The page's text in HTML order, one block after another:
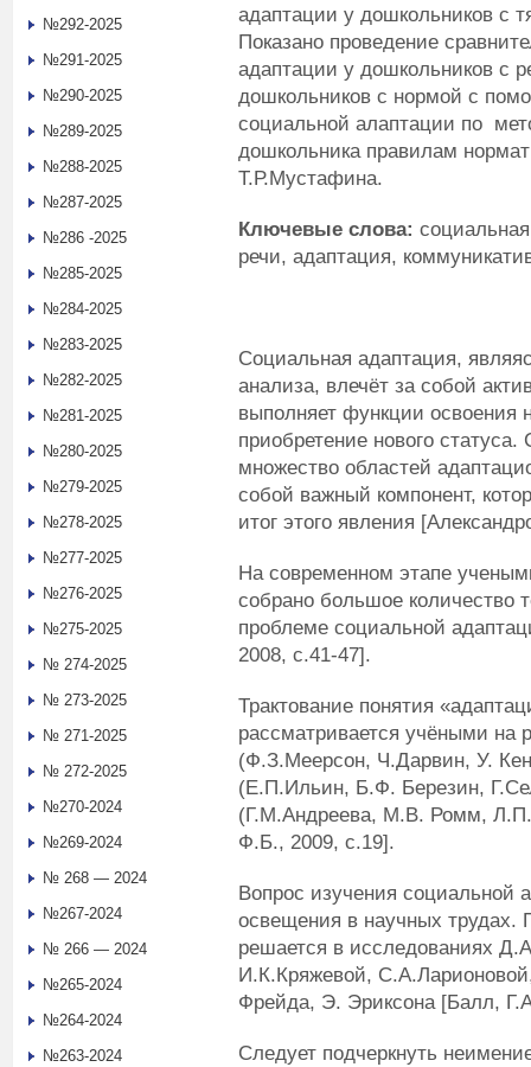
адаптации у дошкольников с
Показано проведение
адаптации у дошкольников с
дошкольников с нормой с
социальной алаптации по
дошкольника правилам
Т.Р.Мустафина.
Ключевые слова:
речи, адаптация,
Социальная адаптация,
анализа, влечёт за собой
выполняет функции освоения
приобретение нового
множество областей
собой важный компонент,
итог этого явления
На современном этапе
собрано большое количество
проблеме социальной
2008, с.41-47].
Трактование понятия
рассматривается учёными на
(Ф.З.Меерсон, Ч.Дарвин, У.
(Е.П.Ильин, Б.Ф. Березин,
(Г.М.Андреева, М.В. Ромм,
Ф.Б., 2009, с.19].
Вопрос изучения социальной
освещения в научных трудах.
решается в исследованиях
И.К.Кряжевой,
Фрейда, Э. Эриксона [Балл,
Следует подчеркнуть
№292-2025
№291-2025
№290-2025
№289-2025
№288-2025
№287-2025
№286 -2025
№285-2025
№284-2025
№283-2025
№282-2025
№281-2025
№280-2025
№279-2025
№278-2025
№277-2025
№276-2025
№275-2025
№ 274-2025
№ 273-2025
№ 271-2025
№ 272-2025
№270-2024
№269-2024
№ 268 — 2024
№267-2024
№ 266 — 2024
№265-2024
№264-2024
№263-2024